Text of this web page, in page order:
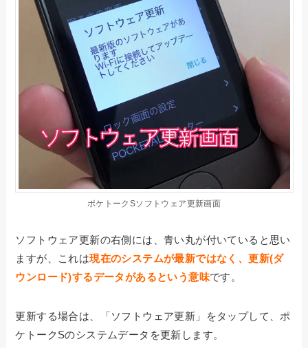
ポケトークSソフトウェア更新画面
ソフトウェア更新の右側には、青い丸が付いていると思い
ますが、これは現在のシステムが最新ではなく、更新(ダ
ウンロード)するデータがあるという意味です。
更新する場合は、「ソフトウェア更新」をタップして、ポ
ケトークSのシステムデータを更新します。